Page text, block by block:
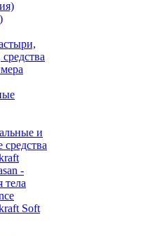
и
-
тела
Soft